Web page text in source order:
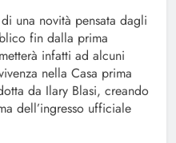
una novità pensata dagli
fin dalla prima
infatti ad alcuni
nella Casa prima
da Ilary Blasi, creando
dell’ingresso ufficiale